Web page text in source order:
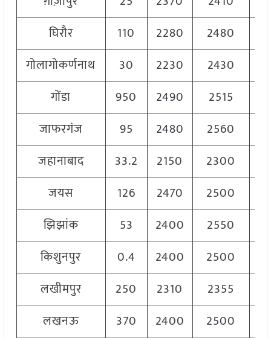
घिरौर
110 2280 2480
गोलागोकर्णनाथ
30 2230 2430
गोंडा
950 2490 2515
जाफरगंज
95 2480 2560
जहानाबाद
33.2 2150 2300
जयस
126 2470 2500
झिझांक
53 2400 2550
किशुनपुर
0.4 2400 2500
लखीमपुर
250 2310 2355
लखनऊ
370 2400 2500